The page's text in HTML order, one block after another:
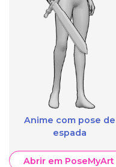
Anime com pose de
espada
Abrir em PoseMyArt